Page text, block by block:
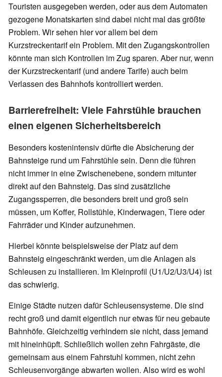
Touristen ausgegeben werden, oder aus dem Automaten
gezogene Monatskarten sind dabei nicht mal das größte
Problem. Wir sehen hier vor allem bei dem
Kurzstreckentarif ein Problem. Mit den Zugangskontrollen
könnte man sich Kontrollen im Zug sparen. Aber nur, wenn
der Kurzstreckentarif (und andere Tarife) auch beim
Verlassen des Bahnhofs kontrolliert werden.
Barrierefreiheit: Viele Fahrstühle brauchen
einen eigenen Sicherheitsbereich
Besonders kostenintensiv dürfte die Absicherung der
Bahnsteige rund um Fahrstühle sein. Denn die führen
nicht immer in eine Zwischenebene, sondern mitunter
direkt auf den Bahnsteig. Das sind zusätzliche
Zugangssperren, die besonders breit und groß sein
müssen, um Koffer, Rollstühle, Kinderwagen, Tiere oder
Fahrräder und Kinder aufzunehmen.
Hierbei könnte beispielsweise der Platz auf dem
Bahnsteig eingeschränkt werden, um die Anlagen als
Schleusen zu installieren. Im Kleinprofil (U1/U2/U3/U4) ist
das schwierig.
Einige Städte nutzen dafür Schleusensysteme. Die sind
recht groß und damit eigentlich nur etwas für neu gebaute
Bahnhöfe. Gleichzeitig verhindern sie nicht, dass jemand
mit hineinhüpft. Schließlich wollen zehn Fahrgäste, die
gemeinsam aus einem Fahrstuhl kommen, nicht zehn
Schleusenvorgänge abwarten wollen. Also wird es wohl